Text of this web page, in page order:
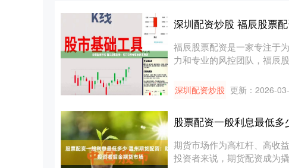
深圳配资炒股 福辰股票
福辰股票配资是一家专注于
力和专业的风控团队，福辰
深圳配资炒股 更新：2026-
股票配资一般利息最低
期货市场作为高杠杆、高收
投资者来说，期货配资成为